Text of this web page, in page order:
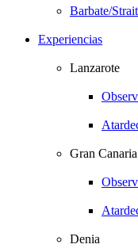
Barbate/
Experiencias
Lanzarote
Gran Canaria
Denia